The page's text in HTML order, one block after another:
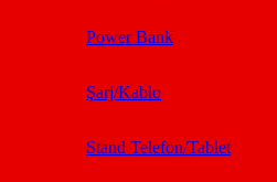
Power Bank
Şarj/Kablo
Stand Telefon/Tablet